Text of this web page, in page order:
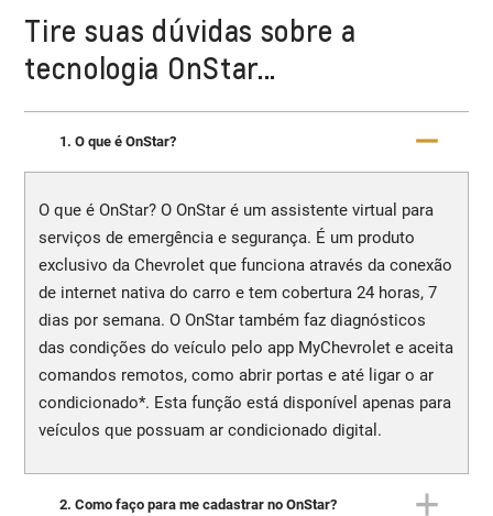
Tire suas dúvidas sobre a
tecnologia OnStar...
1. O que é OnStar?
O que é OnStar? O OnStar é um assistente virtual para
serviços de emergência e segurança. É um produto
exclusivo da Chevrolet que funciona através da conexão
de internet nativa do carro e tem cobertura 24 horas, 7
dias por semana. O OnStar também faz diagnósticos
das condições do veículo pelo app MyChevrolet e aceita
comandos remotos, como abrir portas e até ligar o ar
condicionado*. Esta função está disponível apenas para
veículos que possuam ar condicionado digital.
2. Como faço para me cadastrar no OnStar?